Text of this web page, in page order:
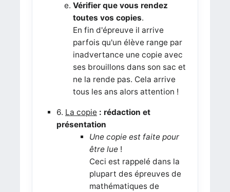
Vérifier que vous rendez
toutes vos copies.
En fin d'épreuve il arrive
parfois qu'un élève range par
inadvertance une copie avec
ses brouillons dans son sac et
ne la rende pas. Cela arrive
tous les ans alors attention !
6. La copie : rédaction et
présentation
Une copie est faite pour
être lue!
Ceci est rappelé dans la
plupart des épreuves de
mathématiques de